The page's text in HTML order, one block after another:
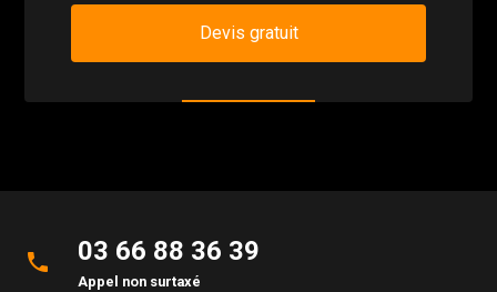
Devis gratuit
phone 03 66 88 36 39
Appel non surtaxé